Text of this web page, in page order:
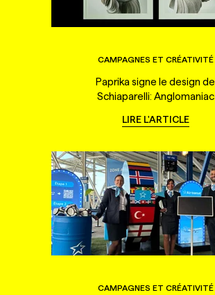
CAMPAGNES ET CRÉATIVITÉ
Paprika signe le design de
Schiaparelli: Anglomaniac
LIRE L'ARTICLE
CAMPAGNES ET CRÉATIVITÉ